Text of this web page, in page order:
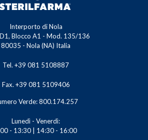
Interporto di Nola
Blocco A1 - Mod. 135/136
80035 - Nola (NA) Italia
Tel. +39 081 5108887
Fax. +39 081 5109406
Verde: 800.174.257
Lunedì - Venerdì:
- 13:30 | 14:30 - 16:00